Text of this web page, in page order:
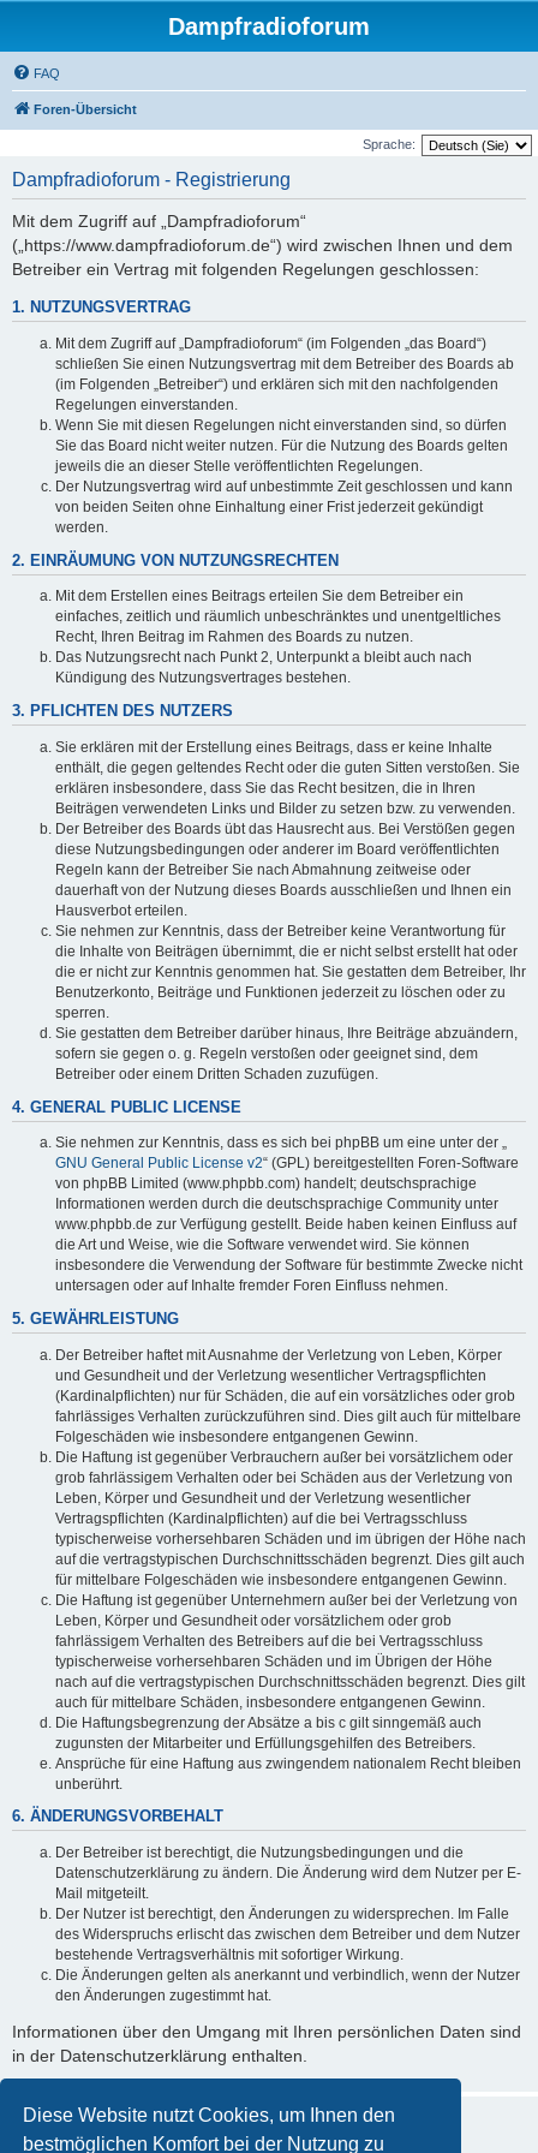
Diese Website nutzt Cookies, um Ihnen den
bestmöglichen Komfort bei der Nutzung zu
Dampfradioforum
FAQ
Foren-Übersicht
Sprache:
Dampfradioforum - Registrierung
Mit dem Zugriff auf „Dampfradioforum“
(„https://www.dampfradioforum.de“) wird zwischen Ihnen und dem
Betreiber ein Vertrag mit folgenden Regelungen geschlossen:
1. NUTZUNGSVERTRAG
Mit dem Zugriff auf „Dampfradioforum“ (im Folgenden „das Board“)
schließen Sie einen Nutzungsvertrag mit dem Betreiber des Boards ab
(im Folgenden „Betreiber“) und erklären sich mit den nachfolgenden
Regelungen einverstanden.
Wenn Sie mit diesen Regelungen nicht einverstanden sind, so dürfen
Sie das Board nicht weiter nutzen. Für die Nutzung des Boards gelten
jeweils die an dieser Stelle veröffentlichten Regelungen.
Der Nutzungsvertrag wird auf unbestimmte Zeit geschlossen und kann
von beiden Seiten ohne Einhaltung einer Frist jederzeit gekündigt
werden.
2. EINRÄUMUNG VON NUTZUNGSRECHTEN
Mit dem Erstellen eines Beitrags erteilen Sie dem Betreiber ein
einfaches, zeitlich und räumlich unbeschränktes und unentgeltliches
Recht, Ihren Beitrag im Rahmen des Boards zu nutzen.
Das Nutzungsrecht nach Punkt 2, Unterpunkt a bleibt auch nach
Kündigung des Nutzungsvertrages bestehen.
3. PFLICHTEN DES NUTZERS
Sie erklären mit der Erstellung eines Beitrags, dass er keine Inhalte
enthält, die gegen geltendes Recht oder die guten Sitten verstoßen. Sie
erklären insbesondere, dass Sie das Recht besitzen, die in Ihren
Beiträgen verwendeten Links und Bilder zu setzen bzw. zu verwenden.
Der Betreiber des Boards übt das Hausrecht aus. Bei Verstößen gegen
diese Nutzungsbedingungen oder anderer im Board veröffentlichten
Regeln kann der Betreiber Sie nach Abmahnung zeitweise oder
dauerhaft von der Nutzung dieses Boards ausschließen und Ihnen ein
Hausverbot erteilen.
Sie nehmen zur Kenntnis, dass der Betreiber keine Verantwortung für
die Inhalte von Beiträgen übernimmt, die er nicht selbst erstellt hat oder
die er nicht zur Kenntnis genommen hat. Sie gestatten dem Betreiber, Ihr
Benutzerkonto, Beiträge und Funktionen jederzeit zu löschen oder zu
sperren.
Sie gestatten dem Betreiber darüber hinaus, Ihre Beiträge abzuändern,
sofern sie gegen o. g. Regeln verstoßen oder geeignet sind, dem
Betreiber oder einem Dritten Schaden zuzufügen.
4. GENERAL PUBLIC LICENSE
Sie nehmen zur Kenntnis, dass es sich bei phpBB um eine unter der „
GNU General Public License v2“ (GPL) bereitgestellten Foren-Software
von phpBB Limited (www.phpbb.com) handelt; deutschsprachige
Informationen werden durch die deutschsprachige Community unter
www.phpbb.de zur Verfügung gestellt. Beide haben keinen Einfluss auf
die Art und Weise, wie die Software verwendet wird. Sie können
insbesondere die Verwendung der Software für bestimmte Zwecke nicht
untersagen oder auf Inhalte fremder Foren Einfluss nehmen.
5. GEWÄHRLEISTUNG
Der Betreiber haftet mit Ausnahme der Verletzung von Leben, Körper
und Gesundheit und der Verletzung wesentlicher Vertragspflichten
(Kardinalpflichten) nur für Schäden, die auf ein vorsätzliches oder grob
fahrlässiges Verhalten zurückzuführen sind. Dies gilt auch für mittelbare
Folgeschäden wie insbesondere entgangenen Gewinn.
Die Haftung ist gegenüber Verbrauchern außer bei vorsätzlichem oder
grob fahrlässigem Verhalten oder bei Schäden aus der Verletzung von
Leben, Körper und Gesundheit und der Verletzung wesentlicher
Vertragspflichten (Kardinalpflichten) auf die bei Vertragsschluss
typischerweise vorhersehbaren Schäden und im übrigen der Höhe nach
auf die vertragstypischen Durchschnittsschäden begrenzt. Dies gilt auch
für mittelbare Folgeschäden wie insbesondere entgangenen Gewinn.
Die Haftung ist gegenüber Unternehmern außer bei der Verletzung von
Leben, Körper und Gesundheit oder vorsätzlichem oder grob
fahrlässigem Verhalten des Betreibers auf die bei Vertragsschluss
typischerweise vorhersehbaren Schäden und im Übrigen der Höhe
nach auf die vertragstypischen Durchschnittsschäden begrenzt. Dies gilt
auch für mittelbare Schäden, insbesondere entgangenen Gewinn.
Die Haftungsbegrenzung der Absätze a bis c gilt sinngemäß auch
zugunsten der Mitarbeiter und Erfüllungsgehilfen des Betreibers.
Ansprüche für eine Haftung aus zwingendem nationalem Recht bleiben
unberührt.
6. ÄNDERUNGSVORBEHALT
Der Betreiber ist berechtigt, die Nutzungsbedingungen und die
Datenschutzerklärung zu ändern. Die Änderung wird dem Nutzer per E-
Mail mitgeteilt.
Der Nutzer ist berechtigt, den Änderungen zu widersprechen. Im Falle
des Widerspruchs erlischt das zwischen dem Betreiber und dem Nutzer
bestehende Vertragsverhältnis mit sofortiger Wirkung.
Die Änderungen gelten als anerkannt und verbindlich, wenn der Nutzer
den Änderungen zugestimmt hat.
Informationen über den Umgang mit Ihren persönlichen Daten sind
in der Datenschutzerklärung enthalten.